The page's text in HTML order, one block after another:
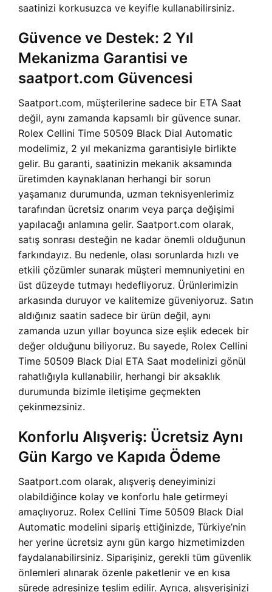
saatinizi korkusuzca ve keyifle kullanabilirsiniz.
Güvence ve Destek: 2 Yıl
Mekanizma Garantisi ve
saatport.com Güvencesi
Saatport.com, müşterilerine sadece bir ETA Saat
değil, aynı zamanda kapsamlı bir güvence sunar.
Rolex Cellini Time 50509 Black Dial Automatic
modelimiz, 2 yıl mekanizma garantisiyle birlikte
gelir. Bu garanti, saatinizin mekanik aksamında
üretimden kaynaklanan herhangi bir sorun
yaşamanız durumunda, uzman teknisyenlerimiz
tarafından ücretsiz onarım veya parça değişimi
yapılacağı anlamına gelir. Saatport.com olarak,
satış sonrası desteğin ne kadar önemli olduğunun
farkındayız. Bu nedenle, olası sorunlarda hızlı ve
etkili çözümler sunarak müşteri memnuniyetini en
üst düzeyde tutmayı hedefliyoruz. Ürünlerimizin
arkasında duruyor ve kalitemize güveniyoruz. Satın
aldığınız saatin sadece bir ürün değil, aynı
zamanda uzun yıllar boyunca size eşlik edecek bir
değer olduğunu biliyoruz. Bu sayede, Rolex Cellini
Time 50509 Black Dial ETA Saat modelinizi gönül
rahatlığıyla kullanabilir, herhangi bir aksaklık
durumunda bizimle iletişime geçmekten
çekinmezsiniz.
Konforlu Alışveriş: Ücretsiz Aynı
Gün Kargo ve Kapıda Ödeme
Saatport.com olarak, alışveriş deneyiminizi
olabildiğince kolay ve konforlu hale getirmeyi
amaçlıyoruz. Rolex Cellini Time 50509 Black Dial
Automatic modelini sipariş ettiğinizde, Türkiye’nin
her yerine ücretsiz aynı gün kargo hizmetimizden
faydalanabilirsiniz. Siparişiniz, gerekli tüm güvenlik
önlemleri alınarak özenle paketlenir ve en kısa
sürede adresinize teslim edilir. Ayrıca, alışverişinizi